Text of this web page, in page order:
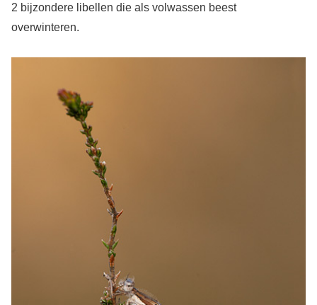
2 bijzondere libellen die als volwassen beest
overwinteren.